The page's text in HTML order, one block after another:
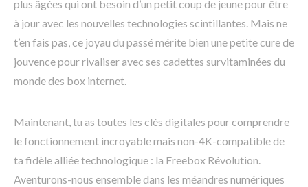
plus âgées qui ont besoin d’un petit coup de jeune pour être
à jour avec les nouvelles technologies scintillantes. Mais ne
t’en fais pas, ce joyau du passé mérite bien une petite cure de
jouvence pour rivaliser avec ses cadettes survitaminées du
monde des box internet.
Maintenant, tu as toutes les clés digitales pour comprendre
le fonctionnement incroyable mais non-4K-compatible de
ta fidèle alliée technologique : la Freebox Révolution.
Aventurons-nous ensemble dans les méandres numériques